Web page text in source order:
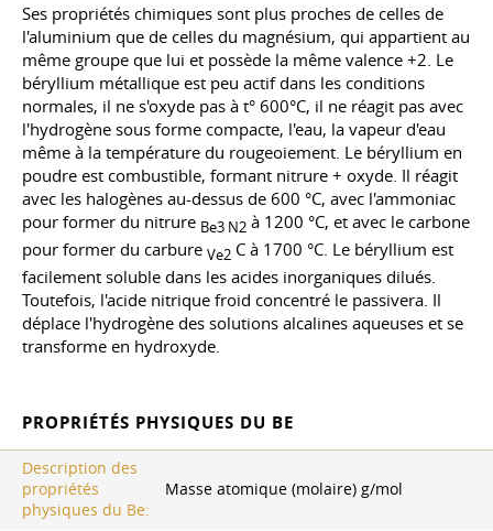
Ses propriétés chimiques sont plus proches de celles de
l'aluminium que de celles du magnésium, qui appartient au
même groupe que lui et possède la même valence +2. Le
béryllium métallique est peu actif dans les conditions
normales, il ne s'oxyde pas à t° 600°C, il ne réagit pas avec
l'hydrogène sous forme compacte, l'eau, la vapeur d'eau
même à la température du rougeoiement. Le béryllium en
poudre est combustible, formant nitrure + oxyde. Il réagit
avec les halogènes au-dessus de 600 °C, avec l'ammoniac
pour former du nitrure Be3 N2 à 1200 °C, et avec le carbone
pour former du carbure Ve2 C à 1700 °C. Le béryllium est
facilement soluble dans les acides inorganiques dilués.
Toutefois, l'acide nitrique froid concentré le passivera. Il
déplace l'hydrogène des solutions alcalines aqueuses et se
transforme en hydroxyde.
PROPRIÉTÉS PHYSIQUES DU BE
Description des
propriétés
physiques du Be:
Masse atomique (molaire) g/mol